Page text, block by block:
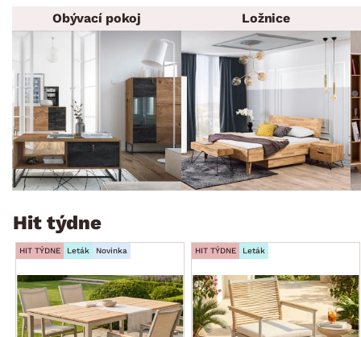
Obývací pokoj Ložnice
Hit týdne
HIT TÝDNE Leták Novinka HIT TÝDNE Leták